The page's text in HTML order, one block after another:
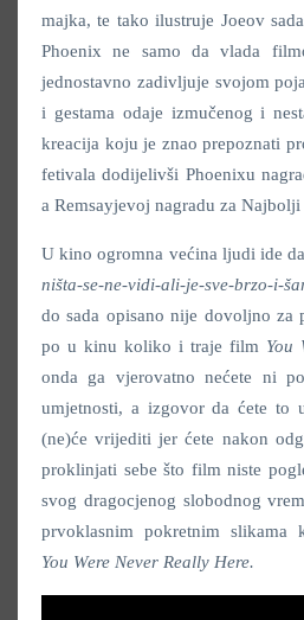
majka, te tako ilustruje Joeov
Phoenix ne samo da vlada
jednostavno zadivljuje svojom
i gestama odaje izmučenog i
kreacija koju je znao prepoznati
fetivala dodijelivši Phoenixu
a Remsayjevoj nagradu za Najbolji
U kino ogromna većina ljudi ide
ništa-se-ne-vidi-ali-je-sve-brzo-i-
do sada opisano nije dovoljno za
po u kinu koliko i traje film You
onda ga vjerovatno nećete ni
umjetnosti, a izgovor da ćete to
(ne)će vrijediti jer ćete nakon
proklinjati sebe što film niste
svog dragocjenog slobodnog
prvoklasnim pokretnim slikama
You Were Never Really Here.